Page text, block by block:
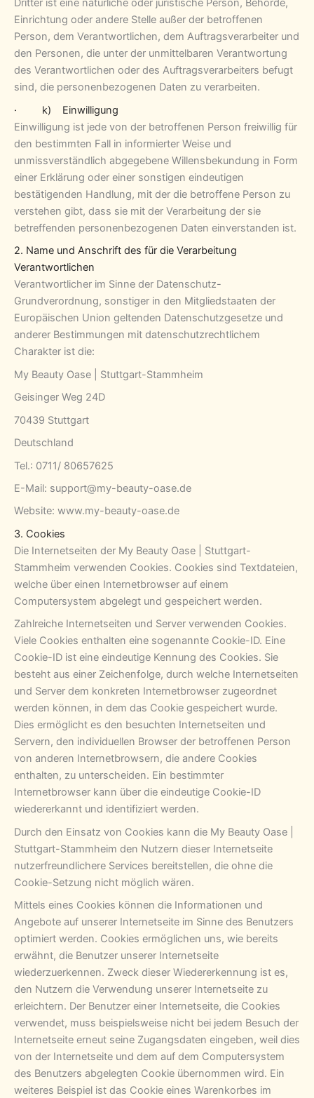
Dritter ist eine natürliche oder juristische Person, Behörde,
Einrichtung oder andere Stelle außer der betroffenen
Person, dem Verantwortlichen, dem Auftragsverarbeiter und
den Personen, die unter der unmittelbaren Verantwortung
des Verantwortlichen oder des Auftragsverarbeiters befugt
sind, die personenbezogenen Daten zu verarbeiten.
· k) Einwilligung
Einwilligung ist jede von der betroffenen Person freiwillig für
den bestimmten Fall in informierter Weise und
unmissverständlich abgegebene Willensbekundung in Form
einer Erklärung oder einer sonstigen eindeutigen
bestätigenden Handlung, mit der die betroffene Person zu
verstehen gibt, dass sie mit der Verarbeitung der sie
betreffenden personenbezogenen Daten einverstanden ist.
2. Name und Anschrift des für die Verarbeitung
Verantwortlichen
Verantwortlicher im Sinne der Datenschutz-
Grundverordnung, sonstiger in den Mitgliedstaaten der
Europäischen Union geltenden Datenschutzgesetze und
anderer Bestimmungen mit datenschutzrechtlichem
Charakter ist die:
My Beauty Oase | Stuttgart-Stammheim
Geisinger Weg 24D
70439 Stuttgart
Deutschland
Tel.: 0711/ 80657625
E-Mail: support@my-beauty-oase.de
Website: www.my-beauty-oase.de
3. Cookies
Die Internetseiten der My Beauty Oase | Stuttgart-
Stammheim verwenden Cookies. Cookies sind Textdateien,
welche über einen Internetbrowser auf einem
Computersystem abgelegt und gespeichert werden.
Zahlreiche Internetseiten und Server verwenden Cookies.
Viele Cookies enthalten eine sogenannte Cookie-ID. Eine
Cookie-ID ist eine eindeutige Kennung des Cookies. Sie
besteht aus einer Zeichenfolge, durch welche Internetseiten
und Server dem konkreten Internetbrowser zugeordnet
werden können, in dem das Cookie gespeichert wurde.
Dies ermöglicht es den besuchten Internetseiten und
Servern, den individuellen Browser der betroffenen Person
von anderen Internetbrowsern, die andere Cookies
enthalten, zu unterscheiden. Ein bestimmter
Internetbrowser kann über die eindeutige Cookie-ID
wiedererkannt und identifiziert werden.
Durch den Einsatz von Cookies kann die My Beauty Oase |
Stuttgart-Stammheim den Nutzern dieser Internetseite
nutzerfreundlichere Services bereitstellen, die ohne die
Cookie-Setzung nicht möglich wären.
Mittels eines Cookies können die Informationen und
Angebote auf unserer Internetseite im Sinne des Benutzers
optimiert werden. Cookies ermöglichen uns, wie bereits
erwähnt, die Benutzer unserer Internetseite
wiederzuerkennen. Zweck dieser Wiedererkennung ist es,
den Nutzern die Verwendung unserer Internetseite zu
erleichtern. Der Benutzer einer Internetseite, die Cookies
verwendet, muss beispielsweise nicht bei jedem Besuch der
Internetseite erneut seine Zugangsdaten eingeben, weil dies
von der Internetseite und dem auf dem Computersystem
des Benutzers abgelegten Cookie übernommen wird. Ein
weiteres Beispiel ist das Cookie eines Warenkorbes im